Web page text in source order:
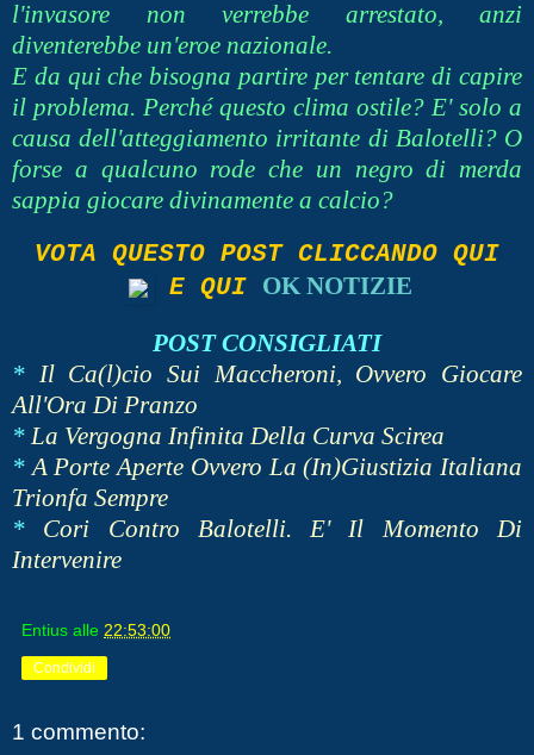
l'invasore non verrebbe arrestato, anzi
diventerebbe un'eroe nazionale.
E da qui che bisogna partire per tentare di capire
il problema. Perché questo clima ostile? E' solo a
causa dell'atteggiamento irritante di Balotelli? O
forse a qualcuno rode che un negro di merda
sappia giocare divinamente a calcio?
VOTA QUESTO POST CLICCANDO QUI
E QUI
OK NOTIZIE
POST CONSIGLIATI
* Il Ca(l)cio Sui Maccheroni, Ovvero Giocare
All'Ora Di Pranzo
* La Vergogna Infinita Della Curva Scirea
*A Porte Aperte Ovvero La (In)Giustizia Italiana
Trionfa Sempre
* Cori Contro Balotelli. E' Il Momento Di
Intervenire
Entius alle 22:53:00
Condividi
1 commento: